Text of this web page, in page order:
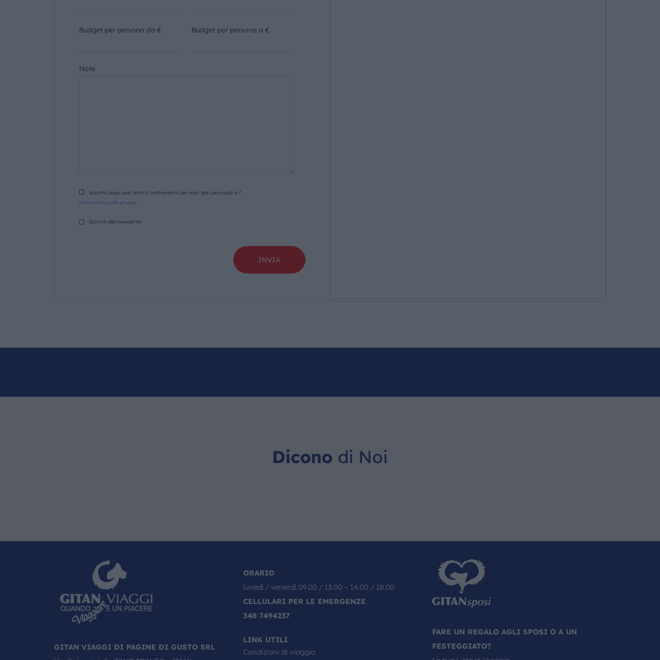
Budget per persona da € Budget per persona a €
Note
Accetto dopo aver letto il trattamento dei miei dati personali e l’
informativa sulla privacy
Iscriviti alla newsletter
Dicono di Noi
GITAN VIAGGI DI PAGINE DI GUSTO SRL
ORARIO
lunedì / venerdì 09.00 / 13.00 – 14.00 / 18.00
CELLULARI PER LE EMERGENZE
348 7494237
LINK UTILI
Condizioni di viaggio
FARE UN REGALO AGLI SPOSI O A UN
FESTEGGIATO?